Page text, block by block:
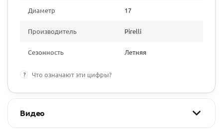
Диаметр 17
Производитель Pirelli
Сезонность Летняя
? Что означают эти цифры?
Видео